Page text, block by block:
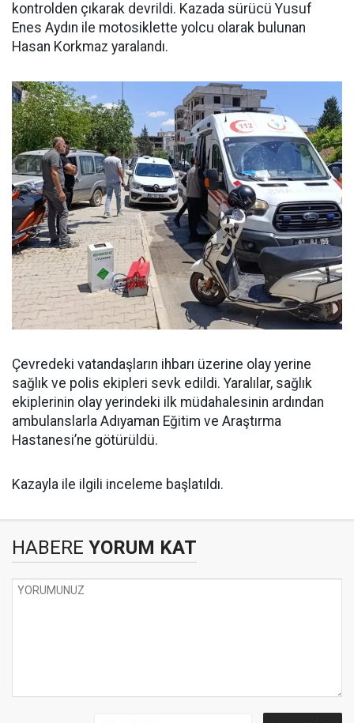
kontrolden çıkarak devrildi. Kazada sürücü Yusuf
Enes Aydın ile motosiklette yolcu olarak bulunan
Hasan Korkmaz yaralandı.
Çevredeki vatandaşların ihbarı üzerine olay yerine
sağlık ve polis ekipleri sevk edildi. Yaralılar, sağlık
ekiplerinin olay yerindeki ilk müdahalesinin ardından
ambulanslarla Adıyaman Eğitim ve Araştırma
Hastanesi’ne götürüldü.
Kazayla ile ilgili inceleme başlatıldı.
HABERE YORUM KAT